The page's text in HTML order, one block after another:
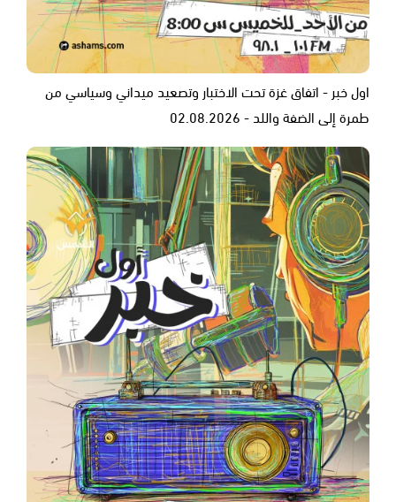
اول خبر - اتفاق غزة تحت الاختبار وتصعيد ميداني وسياسي من
طمرة إلى الضفة واللد - 02.08.2026